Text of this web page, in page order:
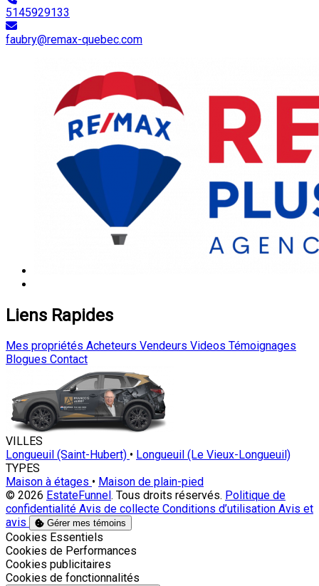
5145929133
faubry@remax-quebec.com
Liens Rapides
Mes propriétés Acheteurs Vendeurs Videos Témoignages
Blogues Contact
VILLES
Longueuil (Saint-Hubert) • Longueuil (Le Vieux-Longueuil)
TYPES
Maison à étages • Maison de plain-pied
© 2026 EstateFunnel . Tous droits réservés. Politique de
confidentialité Avis de collecte Conditions d’utilisation Avis et
avis
Gérer mes témoins
Activer
Cookies Essentiels
Activer
Cookies de Performances
Activer
Cookies publicitaires
Activer
Cookies de fonctionnalités